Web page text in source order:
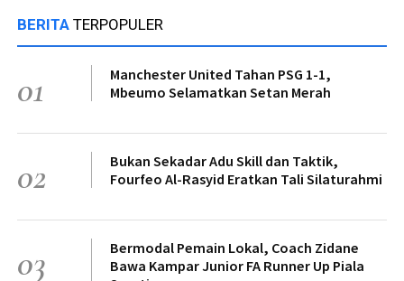
BERITA TERPOPULER
01
Manchester United Tahan PSG 1-1,
Mbeumo Selamatkan Setan Merah
02
Bukan Sekadar Adu Skill dan Taktik,
Fourfeo Al-Rasyid Eratkan Tali Silaturahmi
03
Bermodal Pemain Lokal, Coach Zidane
Bawa Kampar Junior FA Runner Up Piala